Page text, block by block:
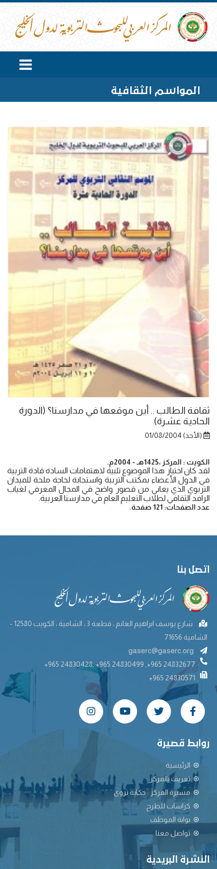
المواسم الثقافية
ثقافة الطالب .. أين موقعها في مدارسنا؟ (الدورة
الحادية عشرة)
(الأحد) 01/08/2004
الكويت : المركز ،1425هـ - 2004م.
لقد كان اختيار هذا الموضوع تلبية لاهتمامات السادة قادة التربية
في الدول الأعضاء بمكتب التربية واستجابة لحاجة ملحة للميدان
التربوي الذي يعاني من قصور واضح في المجال المعرفي لغياب
الرافد الثقافي لطلاب التعليم العام في مدارسنا العربية.
عدد الصفحات: 121 صفحة.
اتصل بنا
شارع يوسف ابراهيم الغانم ، قطعة 3 ، الشامية ، الكويت 12580 -
الشامية 71656
gaserc@gaserc.org
+965 24830428, +965 24830499 ,+965 24832677
+965 24830571
روابط قصيرة
الرئيسية
تعريف بالمركز
مسيرة المركز : حكاية تروى
كراسات للطرح
بوابة الموظف
تواصل معنا
النشرة البريدية